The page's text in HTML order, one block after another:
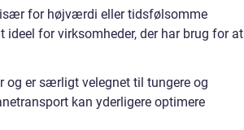
især for højværdi eller tidsfølsomme
ideel for virksomheder, der har brug for at
og er særligt velegnet til tungere og
kan yderligere optimere